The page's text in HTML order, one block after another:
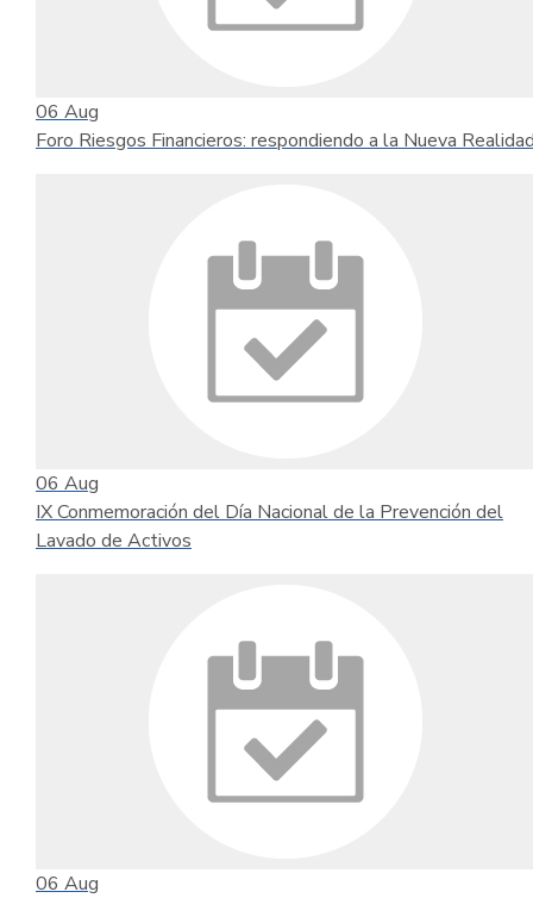
06 Aug
Foro Riesgos Financieros: respondiendo a la Nueva
06 Aug
IX Conmemoración del Día Nacional de la Prevención del
Lavado de Activos
06 Aug